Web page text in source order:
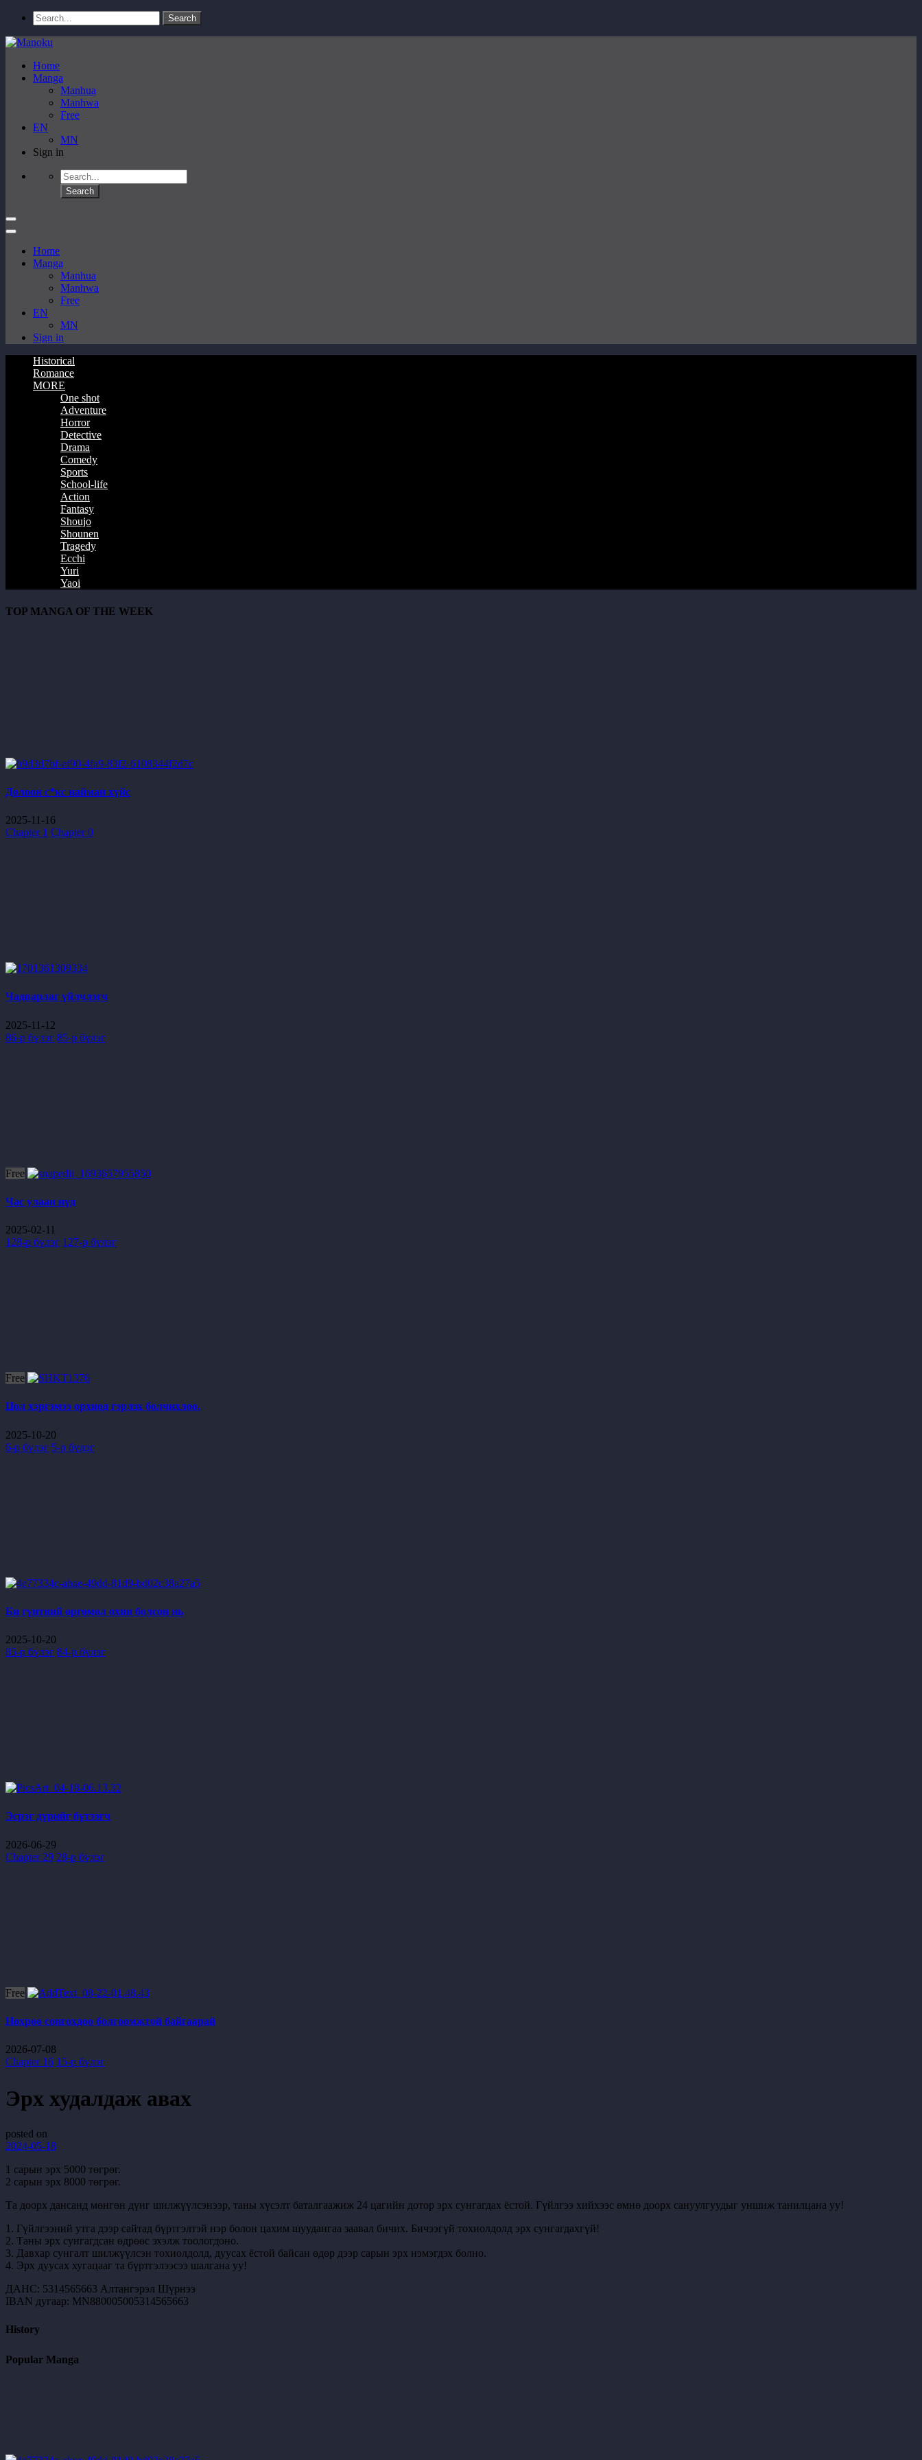
Home
Manga
Manhua
Manhwa
Free
EN
MN
Sign in
Home
Manga
Manhua
Manhwa
Free
EN
MN
Sign in
Historical
Romance
MORE
One shot
Adventure
Horror
Detective
Drama
Comedy
Sports
School-life
Action
Fantasy
Shoujo
Shounen
Tragedy
Ecchi
Yuri
Yaoi
TOP MANGA OF THE WEEK
Долоон с*кс найман хүйс
2025-11-16
Chapter 1 Chapter 0
Чадварлаг үйлчлэгч
2025-11-12
86-р бүлэг 85-р бүлэг
Free
Час улаан нүд
2025-02-11
128-р бүлэг 127-р бүлэг
Free
Цол хэргэмээ орхиод гэрлэх болчихлоо.
2025-10-20
6-р бүлэг 5-р бүлэг
Би гүнтний өргөмөл охин болсон нь
2025-10-20
85-р бүлэг 84-р бүлэг
Эсрэг дүрийг бүтээгч
2026-06-29
Chapter 29 28-р бүлэг
Free
Нөхрөө сонгохдоо болгоомжтой байгаарай
2026-07-08
Chapter 16 15-р бүлэг
Эрх худалдаж авах
posted on
2024-05-18
1 сарын эрх 5000 төгрөг.
2 сарын эрх 8000 төгрөг.
Та доорх дансанд мөнгөн дүнг шилжүүлсэнээр, таны хүсэлт баталгаажиж 24 цагийн дотор эрх сунгагдах ёстой. Гүйлгээ хийхээс өмнө доорх сануулгуудыг уншиж танилцана уу!
1. Гүйлгээний утга дээр сайтад бүртгэлтэй нэр болон цахим шуудангаа заавал бичих. Бичээгүй тохиолдолд эрх сунгагдахгүй!
2. Таны эрх сунгагдсан өдрөөс эхэлж тоологдоно.
3. Давхар сунгалт шилжүүлсэн тохиолдолд, дуусах ёстой байсан өдөр дээр сарын эрх нэмэгдэх болно.
4. Эрх дуусах хугацааг та бүртгэлээсээ шалгана уу!
ДАНС: 5314565663 Алтангэрэл Шүрнээ
IBAN дугаар: MN880005005314565663
History
Popular Manga